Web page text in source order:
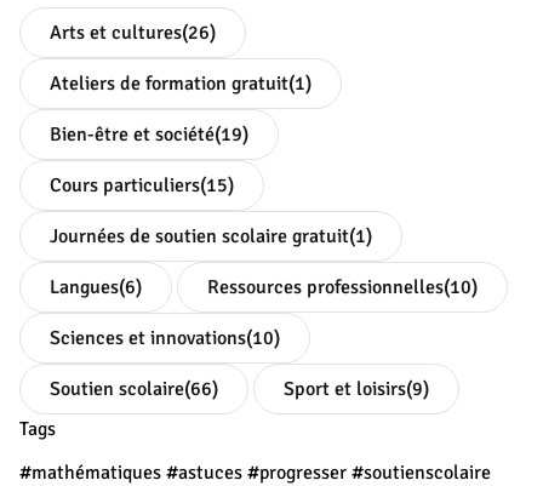
Arts et cultures(26)
Ateliers de formation gratuit(1)
Bien-être et société(19)
Cours particuliers(15)
Journées de soutien scolaire gratuit(1)
Langues(6) Ressources professionnelles(10)
Sciences et innovations(10)
Soutien scolaire(66) Sport et loisirs(9)
Tags
#mathématiques #astuces #progresser #soutienscolaire